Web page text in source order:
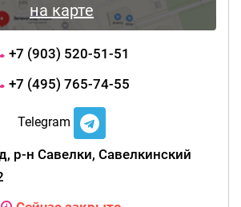
на карте
+7 (903) 520-51-51
+7 (495) 765-74-55
Telegram
р-н Савелки, Савелкинский